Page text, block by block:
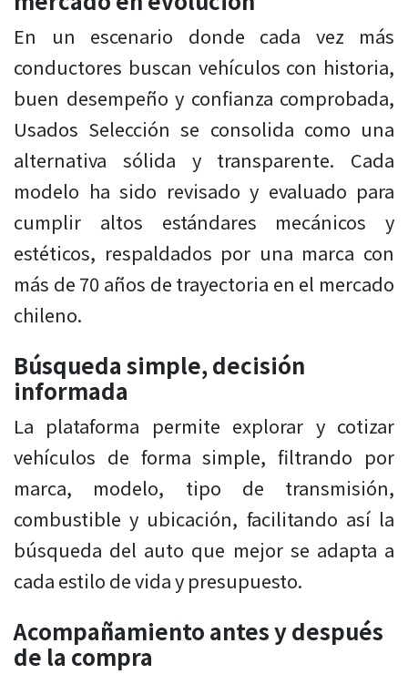
En un escenario donde cada vez más
conductores buscan vehículos con historia,
buen desempeño y confianza comprobada,
Usados Selección se consolida como una
alternativa sólida y transparente. Cada
modelo ha sido revisado y evaluado para
cumplir altos estándares mecánicos y
estéticos, respaldados por una marca con
más de 70 años de trayectoria en el mercado
chileno.
Búsqueda simple, decisión
informada
La plataforma permite explorar y cotizar
vehículos de forma simple, filtrando por
marca, modelo, tipo de transmisión,
combustible y ubicación, facilitando así la
búsqueda del auto que mejor se adapta a
cada estilo de vida y presupuesto.
Acompañamiento antes y después
de la compra